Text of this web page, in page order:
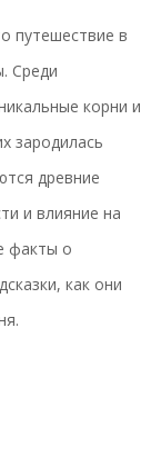
путешествие в
Среди
корни и
зародилась
древние
и влияние на
факты о
как они